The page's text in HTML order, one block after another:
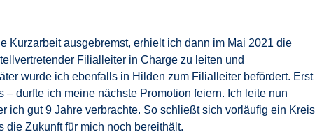
Kurzarbeit ausgebremst, erhielt ich dann im Mai 2021 die
Filialleiter in Charge zu leiten und
wurde ich ebenfalls in Hilden zum Filialleiter befördert. Erst
durfte ich meine nächste Promotion feiern. Ich leite nun
ich gut 9 Jahre verbrachte. So schließt sich vorläufig ein Kreis
die Zukunft für mich noch bereithält.